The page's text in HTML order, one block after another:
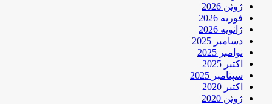
ژوئن 2026
فوریه 2026
ژانویه 2026
دسامبر 2025
نوامبر 2025
اکتبر 2025
سپتامبر 2025
اکتبر 2020
ژوئن 2020